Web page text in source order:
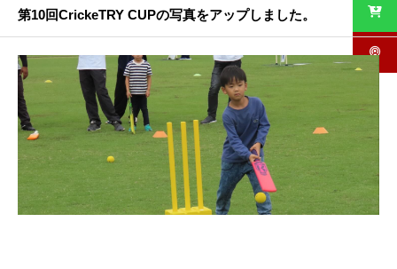
第10回CrickeTRY CUPの写真をアップしました。